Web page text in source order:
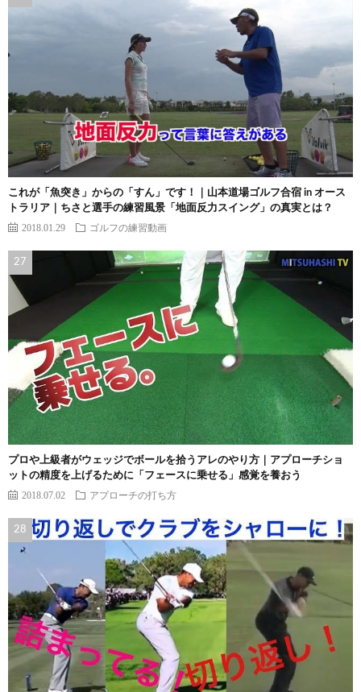
これが「魚突き」からの「すん」です！｜山本道場ゴルフ合宿 in オース
トラリア｜ちさと選手の練習風景「地面反力スイング」の真実とは？
2018.01.29 ゴルフの練習動画
プロや上級者がウェッジでボールを拾うアレのやり方｜アプローチショ
ットの精度を上げるために「フェースに乗せる」感覚を養おう
2018.07.02 アプローチの打ち方